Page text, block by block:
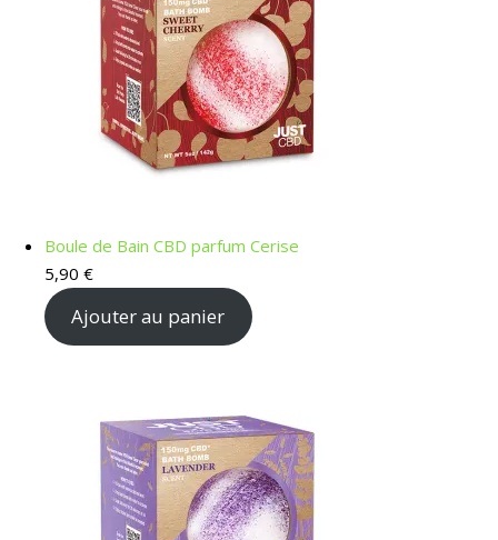
Boule de Bain CBD parfum Cerise
5,90 €
Ajouter au panier